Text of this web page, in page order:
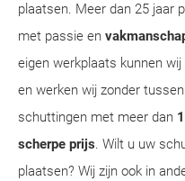
plaatsen. Meer dan 25 jaar
met passie en
eigen werkplaats kunnen
en werken wij zonder
schuttingen met meer dan
scherpe prijs. Wilt u uw
plaatsen? Wij zijn ook in